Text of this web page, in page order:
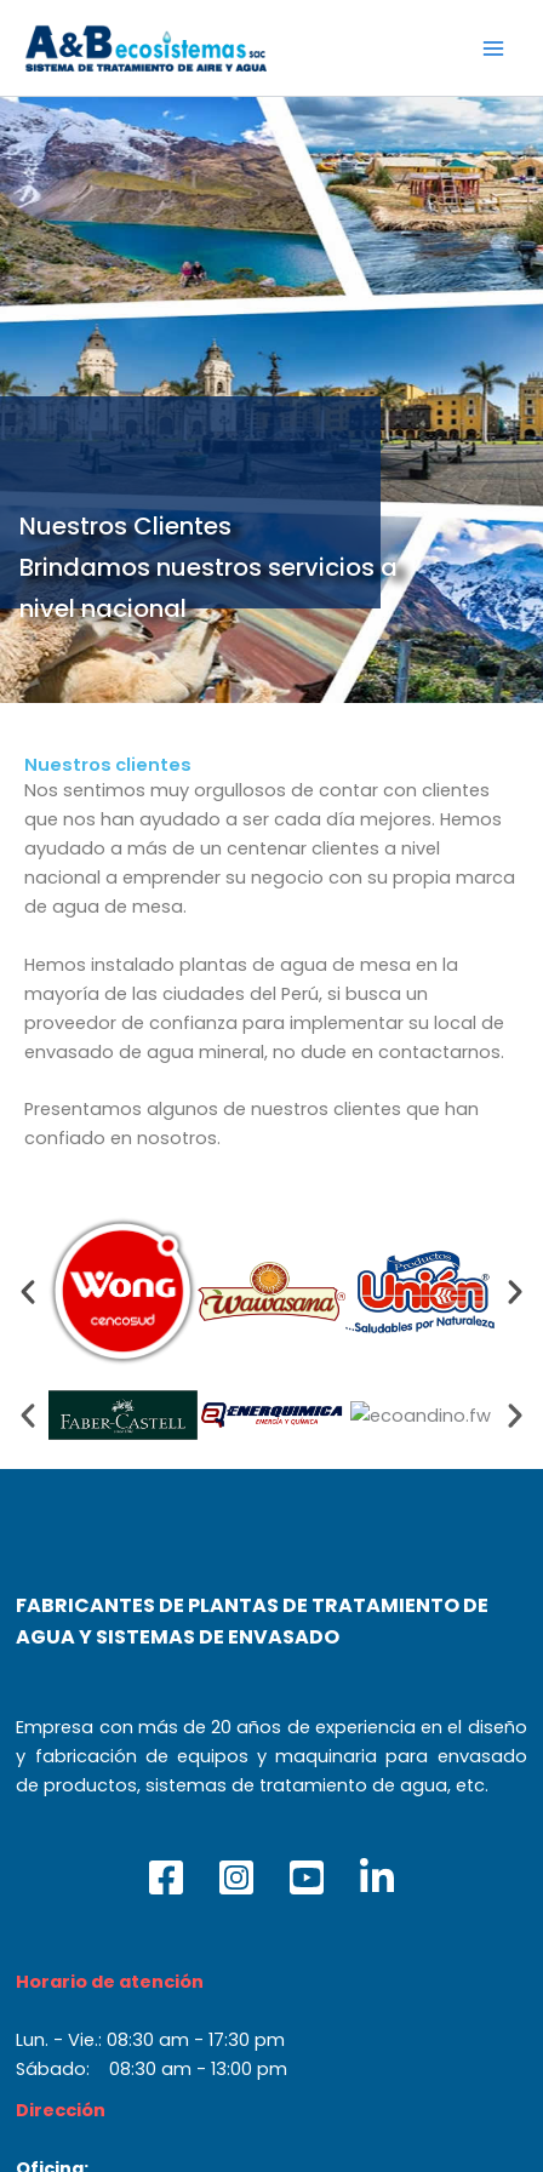
contenido
Nuestros Clientes
Brindamos nuestros servicios a
nivel nacional
Nuestros clientes
Nos sentimos muy orgullosos de contar con clientes
que nos han ayudado a ser cada día mejores. Hemos
ayudado a más de un centenar clientes a nivel
nacional a emprender su negocio con su propia marca
de agua de mesa.
Hemos instalado plantas de agua de mesa en la
mayoría de las ciudades del Perú, si busca un
proveedor de confianza para implementar su local de
envasado de agua mineral, no dude en contactarnos.
Presentamos algunos de nuestros clientes que han
confiado en nosotros.
FABRICANTES DE PLANTAS DE TRATAMIENTO DE
AGUA Y SISTEMAS DE ENVASADO
Empresa con más de 20 años de experiencia en el diseño
y fabricación de equipos y maquinaria para envasado
de productos, sistemas de tratamiento de agua, etc.
Horario de atención
Lun. - Vie.: 08:30 am - 17:30 pm
Sábado: 08:30 am - 13:00 pm
Dirección